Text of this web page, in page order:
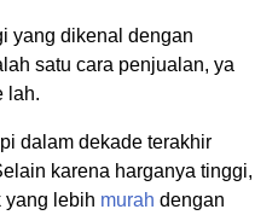
yang dikenal dengan
satu cara penjualan, ya
lah.
dalam dekade terakhir
karena harganya tinggi,
yang lebih murah dengan